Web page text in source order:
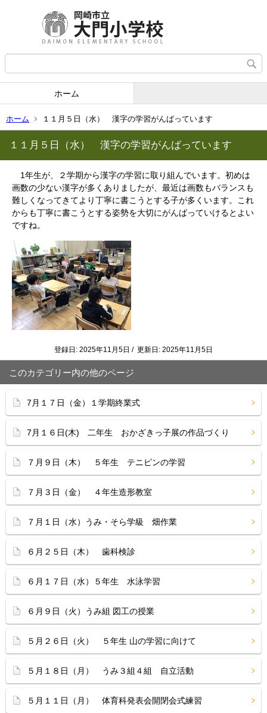
ホーム
ホーム １１月５日（水） 漢字の学習がんばっています
１１月５日（水） 漢字の学習がんばっています
1年生が、２学期から漢字の学習に取り組んでいます。初めは
画数の少ない漢字が多くありましたが、最近は画数もバランスも
難しくなってきてより丁寧に書こうとする子が多くいます。これ
からも丁寧に書こうとする姿勢を大切にがんばっていけるとよい
ですね。
登録日: 2025年11月5日 / 更新日: 2025年11月5日
このカテゴリー内の他のページ
7月１７日（金）１学期終業式
7月１６日(木) 二年生 おかざきっ子展の作品づくり
７月９日（木） ５年生 テニピンの学習
７月３日（金） ４年生造形教室
７月１日（水）うみ・そら学級 畑作業
６月２５日（木） 歯科検診
６月１７日（水）５年生 水泳学習
６月９日（火）うみ組 図工の授業
５月２６日（火） ５年生 山の学習に向けて
５月１８日（月） うみ３組４組 自立活動
５月１１日（月） 体育科発表会開閉会式練習